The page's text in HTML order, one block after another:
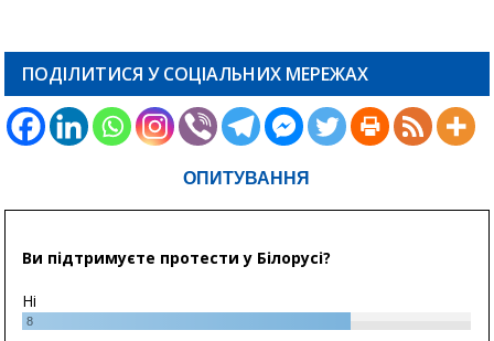
ПОДІЛИТИСЯ У СОЦІАЛЬНИХ МЕРЕЖАХ
ОПИТУВАННЯ
Ви підтримуєте протести у Білорусі?
Ні
8